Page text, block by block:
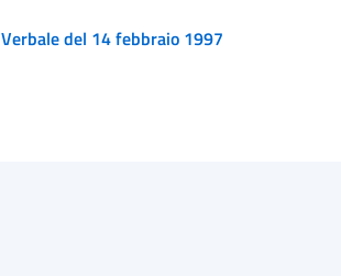
Verbale del 14 febbraio 1997